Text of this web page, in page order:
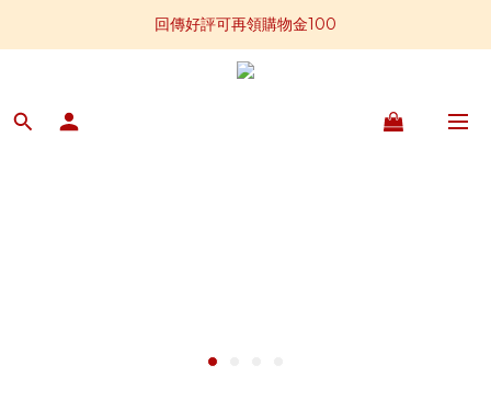
📣全館滿$2,800免運贈板腱牛排一包
回傳好評可再領購物金100
📢加入官方LINE 獲得免運卷250元